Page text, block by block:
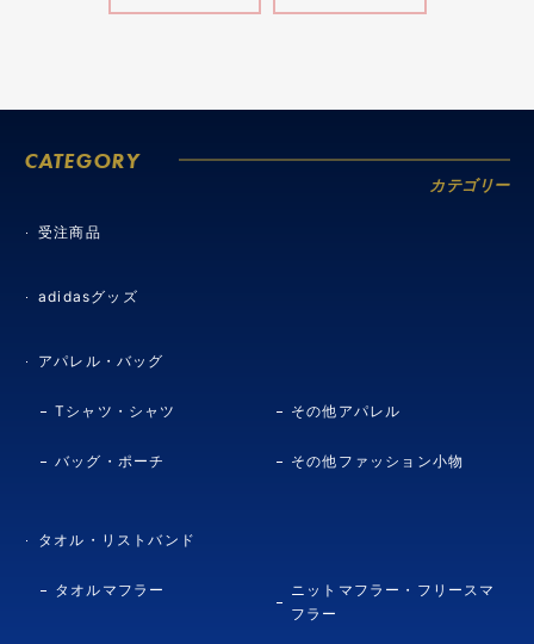
CATEGORY
カテゴリー
受注商品
adidasグッズ
アパレル・バッグ
Tシャツ・シャツ その他アパレル
バッグ・ポーチ その他ファッション小物
タオル・リストバンド
タオルマフラー
ニットマフラー・フリースマ
フラー